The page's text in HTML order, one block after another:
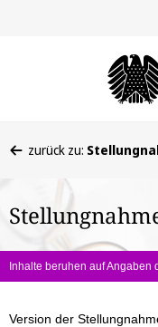
befinden
hier:
zurück zu:
Inhalte beruhen auf Angaben
Version der